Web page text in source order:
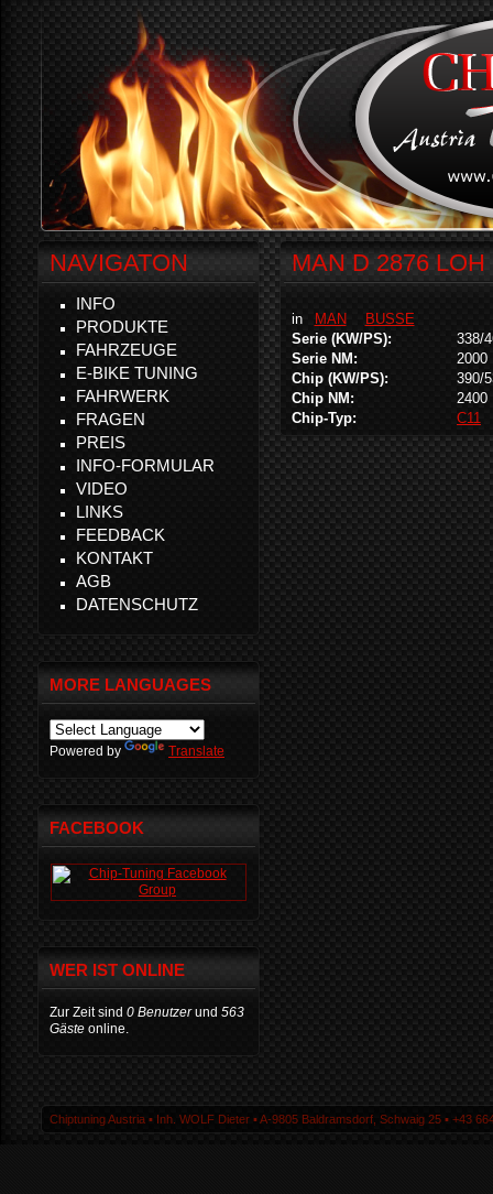
MAN D 2876 LOH
in MAN
BUSSE
Serie (KW/PS):
338/
Serie NM:
2000
Chip (KW/PS):
390/
Chip NM:
2400
Chip-Typ:
C11
NAVIGATON
INFO
PRODUKTE
FAHRZEUGE
E-BIKE TUNING
FAHRWERK
FRAGEN
PREIS
INFO-FORMULAR
VIDEO
LINKS
FEEDBACK
KONTAKT
AGB
DATENSCHUTZ
MORE LANGUAGES
Powered by Translate
FACEBOOK
WER IST ONLINE
Zur Zeit sind 0 Benutzerund 563
Gäste online.
Chiptuning Austria ▪ Inh. WOLF Dieter ▪ A-9805 Baldramsdorf, Schwaig 25 ▪ +43